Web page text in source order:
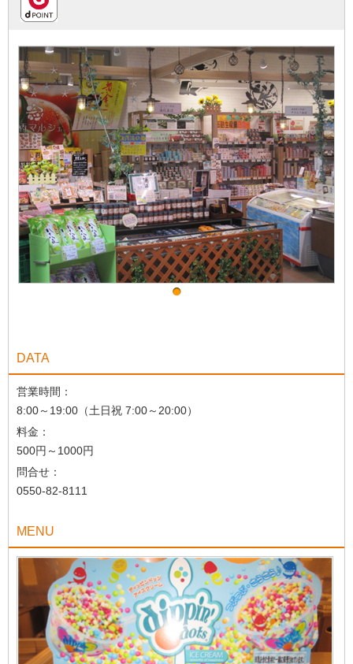
DATA
営業時間：
8:00～19:00（土日祝 7:00～20:00）
料金：
500円～1000円
問合せ：
0550-82-8111
MENU